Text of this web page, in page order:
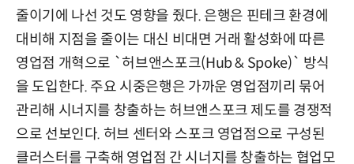
줄이기에 나선 것도 영향을 줬다. 은행은 핀테크 환경에
대비해 지점을 줄이는 대신 비대면 거래 활성화에 따른
영업점 개혁으로 `허브앤스포크(Hub & Spoke)` 방식
을 도입한다. 주요 시중은행은 가까운 영업점끼리 묶어
관리해 시너지를 창출하는 허브앤스포크 제도를 경쟁적
으로 선보인다. 허브 센터와 스포크 영업점으로 구성된
클러스터를 구축해 영업점 간 시너지를 창출하는 협업모